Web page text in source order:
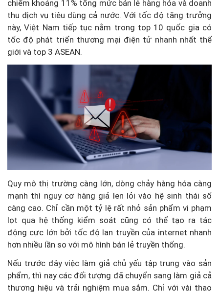
chiếm khoảng 11% tổng mức bán lẻ hàng hóa và doanh
thu dịch vụ tiêu dùng cả nước. Với tốc độ tăng trưởng
này, Việt Nam tiếp tục nằm trong top 10 quốc gia có
tốc độ phát triển thương mại điện tử nhanh nhất thế
giới và top 3 ASEAN.
Quy mô thị trường càng lớn, dòng chảy hàng hóa càng
mạnh thì nguy cơ hàng giả len lỏi vào hệ sinh thái số
càng cao. Chỉ cần một tỷ lệ rất nhỏ sản phẩm vi phạm
lọt qua hệ thống kiểm soát cũng có thể tạo ra tác
động cực lớn bởi tốc độ lan truyền của internet nhanh
hơn nhiều lần so với mô hình bán lẻ truyền thống.
Nếu trước đây việc làm giả chủ yếu tập trung vào sản
phẩm, thì nay các đối tượng đã chuyển sang làm giả cả
thương hiệu và trải nghiệm mua sắm. Chỉ với vài thao